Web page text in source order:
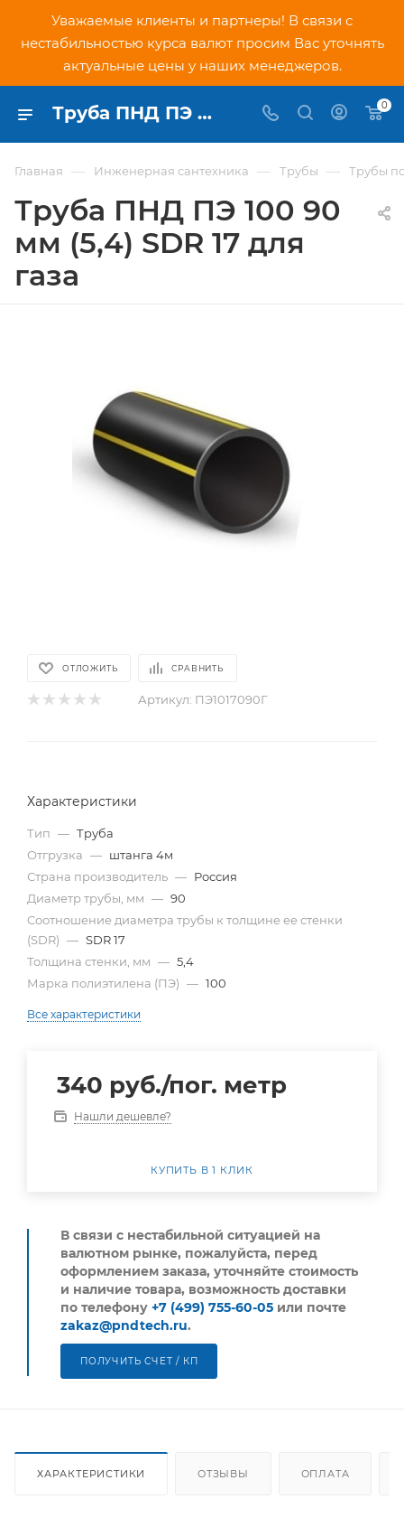
Уважаемые клиенты и партнеры! В связи с
нестабильностью курса валют просим Вас уточнять
актуальные цены у наших менеджеров.
Труба ПНД ПЭ 100 90 мм (5,4) SDR 17 для газа - купить по низкой цене в Москве, интернет-магазин PNDtech.ru 0
Главная — Инженерная сантехника — Трубы — Трубы
Труба ПНД ПЭ 100 90
мм (5,4) SDR 17 для
газа
ОТЛОЖИТЬ СРАВНИТЬ
Артикул: ПЭ1017090Г
Характеристики
Тип — Труба
Отгрузка — штанга 4м
Страна производитель — Россия
Диаметр трубы, мм — 90
Cоотношение диаметра трубы к толщине ее стенки
(SDR) — SDR 17
Толщина стенки, мм — 5,4
Марка полиэтилена (ПЭ) — 100
Все характеристики
340 руб./пог. метр
Нашли дешевле?
КУПИТЬ В 1 КЛИК
В связи с нестабильной ситуацией на
валютном рынке, пожалуйста, перед
оформлением заказа, уточняйте стоимость
и наличие товара, возможность доставки
по телефону +7 (499) 755-60-05 или почте
zakaz@pndtech.ru.
ПОЛУЧИТЬ СЧЕТ / КП
ХАРАКТЕРИСТИКИ ОТЗЫВЫ ОПЛАТА